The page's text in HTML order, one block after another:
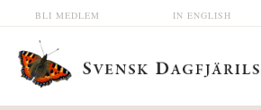
Hoppa till huvudinnehåll IN ENGLISH
BLI MEDLEM